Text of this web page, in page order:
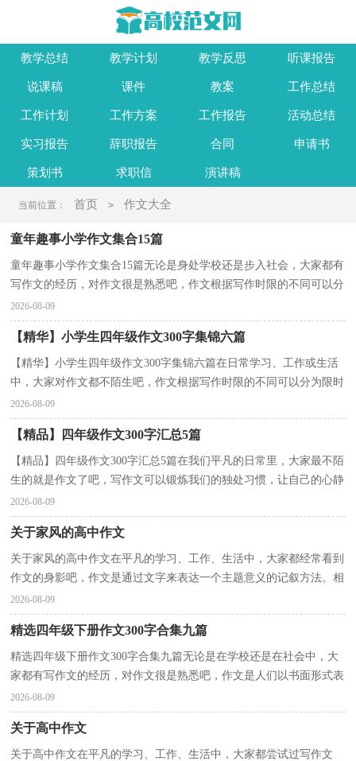
教学总结 教学计划 教学反思 听课报告
说课稿 课件 教案 工作总结
工作计划 工作方案 工作报告 活动总结
实习报告 辞职报告 合同 申请书
策划书 求职信 演讲稿
当前位置： 首页 > 作文大全
童年趣事小学作文集合15篇
童年趣事小学作文集合15篇无论是身处学校还是步入社会，大家都有
写作文的经历，对作文很是熟悉吧，作文根据写作时限的不同可以分
为限时作文和非限时作文。还是对作文一筹莫展吗？以...
2026-08-09
【精华】小学生四年级作文300字集锦六篇
【精华】小学生四年级作文300字集锦六篇在日常学习、工作或生活
中，大家对作文都不陌生吧，作文根据写作时限的不同可以分为限时
作文和非限时作文。还是对作文一筹莫展吗？以下是...
2026-08-09
【精品】四年级作文300字汇总5篇
【精品】四年级作文300字汇总5篇在我们平凡的日常里，大家最不陌
生的就是作文了吧，写作文可以锻炼我们的独处习惯，让自己的心静
下来，思考自己未来的方向。还是对作文一筹莫展吗？下...
2026-08-09
关于家风的高中作文
关于家风的高中作文在平凡的学习、工作、生活中，大家都经常看到
作文的身影吧，作文是通过文字来表达一个主题意义的记叙方法。相
信许多人会觉得作文很难写吧，下面是小编整理的关...
2026-08-09
精选四年级下册作文300字合集九篇
精选四年级下册作文300字合集九篇无论是在学校还是在社会中，大
家都有写作文的经历，对作文很是熟悉吧，作文是人们以书面形式表
情达意的言语活动。还是对作文一筹莫展吗？下面是小...
2026-08-09
关于高中作文
关于高中作文在平凡的学习、工作、生活中，大家都尝试过写作文